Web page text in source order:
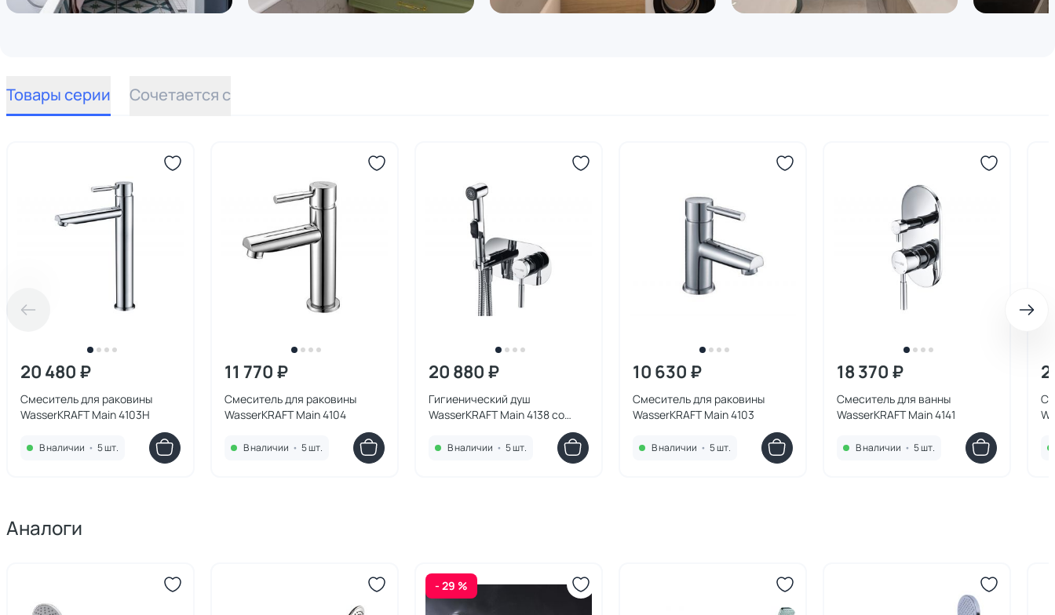
Товары серии Сочетается с
20 480 ₽
Смеситель для раковины
WasserKRAFT Main 4103H
В наличии • 5 шт.
11 770 ₽
Смеситель для раковины
WasserKRAFT Main 4104
В наличии • 5 шт.
20 880 ₽
Гигиенический душ
WasserKRAFT Main 4138 со
смесителем, с внутренней
частью
В наличии • 5 шт.
10 630 ₽
Смеситель для раковины
WasserKRAFT Main 4103
В наличии • 5 шт.
18 370 ₽
Смеситель для ванны
WasserKRAFT Main 4141
В наличии • 5 шт.
Аналоги
- 29 %